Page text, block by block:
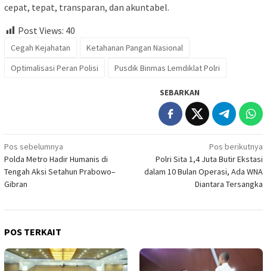
cepat, tepat, transparan, dan akuntabel.
Post Views: 40
Cegah Kejahatan
Ketahanan Pangan Nasional
Optimalisasi Peran Polisi
Pusdik Binmas Lemdiklat Polri
SEBARKAN
Navigasi
pos
Pos sebelumnya
Polda Metro Hadir Humanis di
Tengah Aksi Setahun Prabowo–
Gibran
Pos berikutnya
Polri Sita 1,4 Juta Butir Ekstasi
dalam 10 Bulan Operasi, Ada WNA
Diantara Tersangka
POS TERKAIT